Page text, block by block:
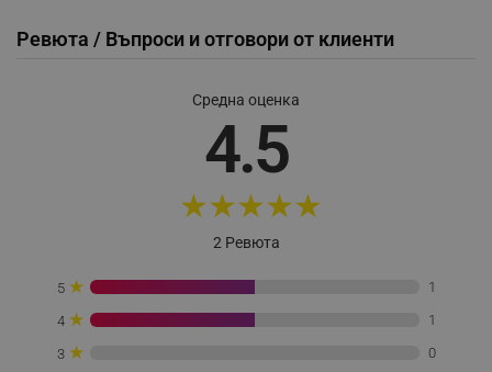
Ревюта / Въпроси и отговори от клиенти
Средна оценка
4.5
★★★★★
2 Ревюта
5 ★ 1
4 ★ 1
3 ★ 0
_sgf_test_mode .alleop.bg
_sgf_delayed_actions, .alleop.bg